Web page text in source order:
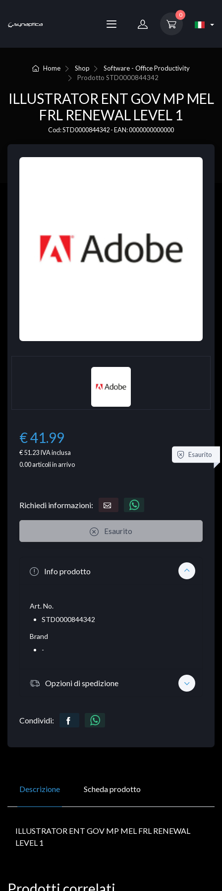
0
Home Shop
Software - Office Productivity
ProdottoSTD0000844342
ILLUSTRATOR ENT GOV MP MEL
FRL RENEWAL LEVEL 1
Cod: STD0000844342 - EAN: 0000000000000
€ 41.99
€ 51.23IVA inclusa
0.00articoli in arrivo
Esaurito
Richiedi informazioni:
Esaurito
Info prodotto
Art. No.
STD0000844342
Brand
-
Opzioni di spedizione
Condividi:
Descrizione Scheda prodotto
ILLUSTRATOR ENT GOV MP MEL FRL RENEWAL
LEVEL 1